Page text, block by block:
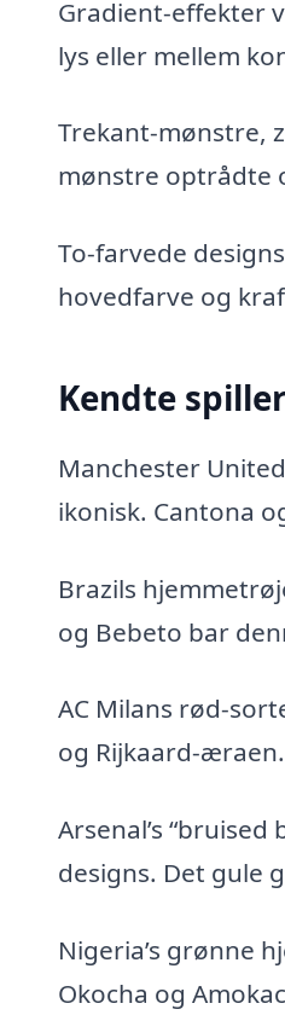
Gradient-effekter
lys eller mellem
Trekant-mønstre,
mønstre optrådte
To-farvede
hovedfarve og
Kendte
Manchester
ikonisk. Cantona
Brazils
og Bebeto bar
AC Milans rød-
og Rijkaard-æraen.
Arsenal’s
designs. Det gule
Nigeria’s grønne
Okocha og